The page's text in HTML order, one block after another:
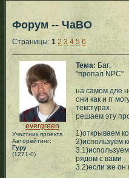
Форум -- ЧаВО
Страницы: 1 2 3 4 5 6
evergreen
Участник проекта
Авторейтинг:
Гуру
(1271-0)
Тема: Баг:
"пропал NPC"
на самом дле
они как и гг
текстурах.
решаем эту
1)открываем
2)используем
рядом с вами
3.2)если же он